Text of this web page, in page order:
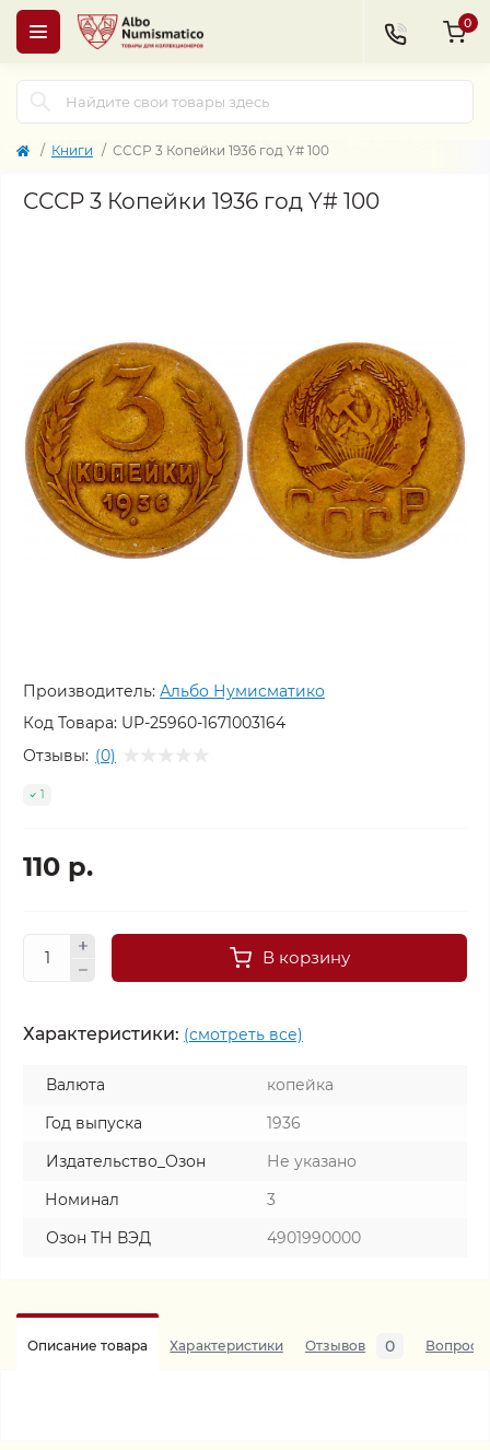
0
Книги СССР 3 Копейки 1936 год Y# 100
СССР 3 Копейки 1936 год Y# 100
Производитель: Альбо Нумисматико
Код Товара: UP-25960-1671003164
Отзывы: (0)
1
110 р.
В корзину
Характеристики: (смотреть все)
Валюта
копейка
Год выпуска
1936
Издательство_Озон
Не указано
Номинал
3
Озон ТН ВЭД
4901990000
Описание товара Характеристики Отзывов 0 Вопросы